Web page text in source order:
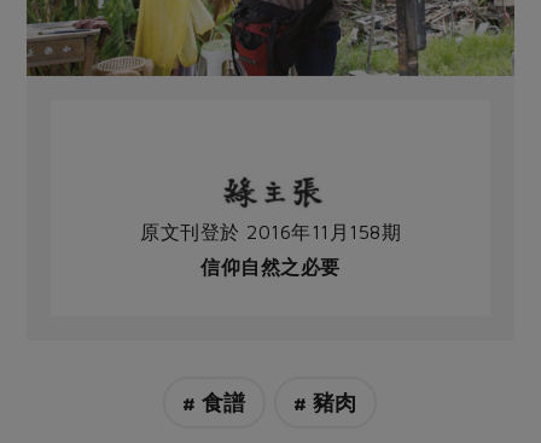
原文刊登於 2016年11月158期
信仰自然之必要
# 食譜 # 豬肉